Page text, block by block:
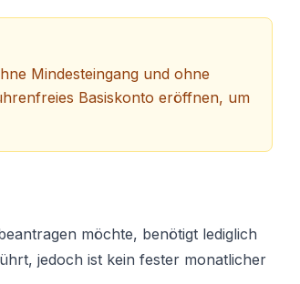
Mindesteingang und ohne
Basiskonto eröffnen, um
möchte, benötigt lediglich
jedoch ist kein fester monatlicher